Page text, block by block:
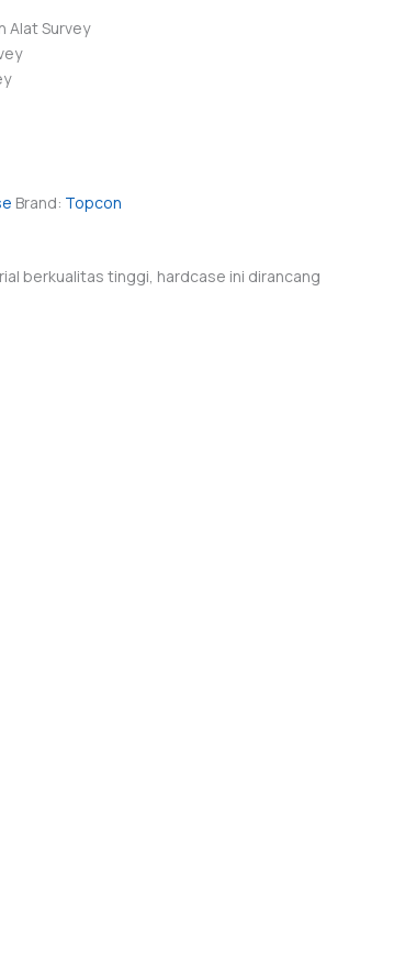
Alat Survey
Brand: Topcon
berkualitas tinggi, hardcase ini dirancang